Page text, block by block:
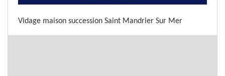
Vidage maison succession Saint Mandrier Sur Mer